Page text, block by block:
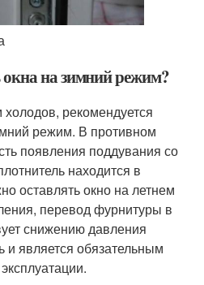
на зимний режим?
рекомендуется
режим. В противном
появления поддувания со
находится в
оставлять окно на летнем
перевод фурнитуры в
снижению давления
и является обязательным